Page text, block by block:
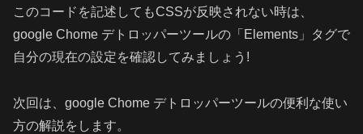
このコードを記述してもCSSが反映されない時は、
google Chome デトロッパーツールの「Elements」タグで
自分の現在の設定を確認してみましょう!
次回は、google Chome デトロッパーツールの便利な使い
方の解説をします。